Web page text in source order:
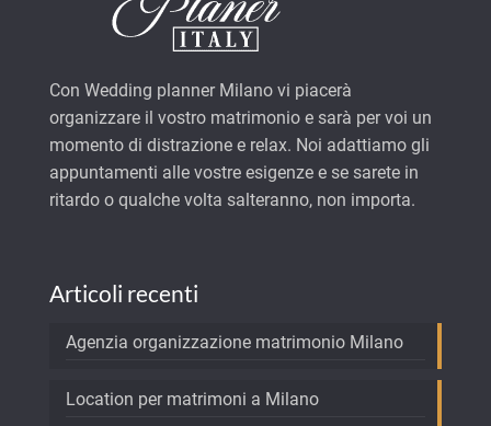
Con Wedding planner Milano vi piacerà
organizzare il vostro matrimonio e sarà per voi un
momento di distrazione e relax. Noi adattiamo gli
appuntamenti alle vostre esigenze e se sarete in
ritardo o qualche volta salteranno, non importa.
Articoli recenti
Agenzia organizzazione matrimonio Milano
Location per matrimoni a Milano